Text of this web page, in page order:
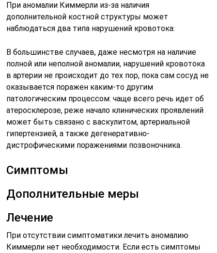
При аномалии Киммерли из-за наличия
дополнительной костной структуры может
наблюдаться два типа нарушений кровотока:
В большинстве случаев, даже несмотря на наличие
полной или неполной аномалии, нарушений кровотока
в артерии не происходит до тех пор, пока сам сосуд не
оказывается поражен каким-то другим
патологическим процессом: чаще всего речь идет об
атеросклерозе, реже начало клинических проявлений
может быть связано с васкулитом, артериальной
гипертензией, а также дегенеративно-
дистрофическими поражениями позвоночника.
Симптомы
Дополнительные меры
Лечение
При отсутствии симптоматики лечить аномалию
Киммерли нет необходимости. Если есть симптомы